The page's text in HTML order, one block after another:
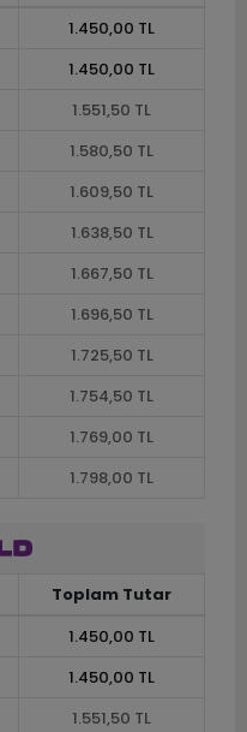
1.450,00 TL
1.450,00 TL
1.551,50 TL
1.580,50 TL
1.609,50 TL
1.638,50 TL
1.667,50 TL
1.696,50 TL
1.725,50 TL
1.754,50 TL
1.769,00 TL
1.798,00 TL
Toplam Tutar
1.450,00 TL
1.450,00 TL
1.551,50 TL